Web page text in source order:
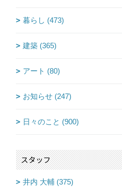
暮らし (473)
建築 (365)
アート (80)
お知らせ (247)
日々のこと (900)
スタッフ
井内 大輔 (375)